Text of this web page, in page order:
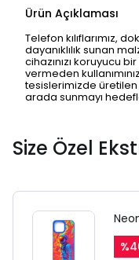
Ürün Açıklaması
Telefon kılıflarımız,
dayanıklılık sunan
cihazınızı koruyucu
vermeden
tesislerimizde üretilen
arada sunmayı
Size Özel
%